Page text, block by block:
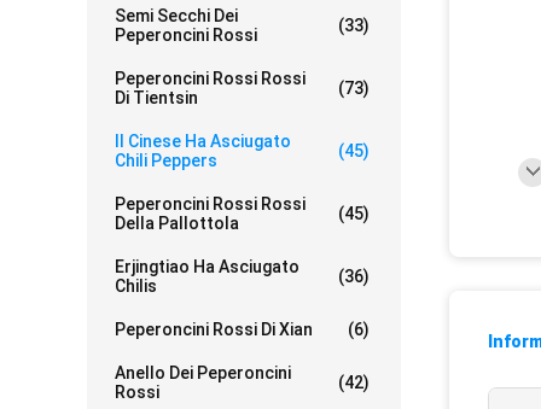
Semi Secchi Dei
Peperoncini Rossi
(33)
Peperoncini Rossi Rossi
Di Tientsin
(73)
Il Cinese Ha Asciugato
Chili Peppers
(45)
Peperoncini Rossi Rossi
Della Pallottola
(45)
Erjingtiao Ha Asciugato
Chilis
(36)
Peperoncini Rossi Di Xian (6)
Anello Dei Peperoncini
Rossi
(42)